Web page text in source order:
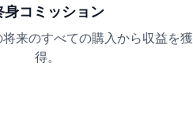
身コミッション
来のすべての購入から収益を獲
得。